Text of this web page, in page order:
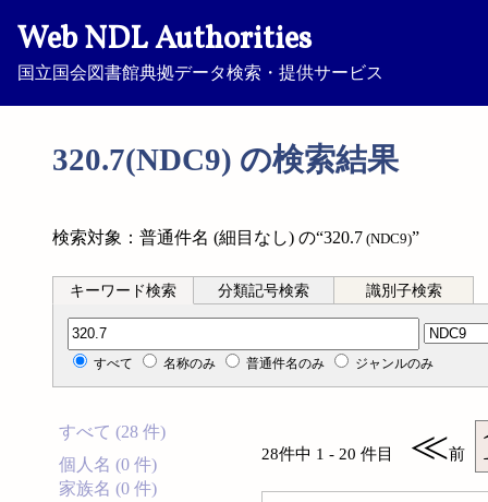
Web NDL Authorities
国立国会図書館典拠データ検索・提供サービス
320.7(NDC9) の検索結果
検索対象：普通件名 (細目なし) の“320.7 (NDC9)”
キーワード検索 分類記号検索 識別子検索
分類記号検索
すべて 名称のみ 普通件名のみ ジャンルのみ
すべて (28 件)
個人名 (0 件)
家族名 (0 件)
28件中 1 - 20 件目 ≪前